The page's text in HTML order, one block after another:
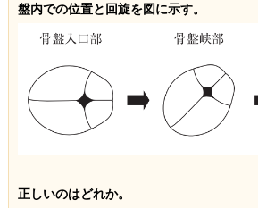
盤内での位置と回旋を図に示す。
正しいのはどれか。